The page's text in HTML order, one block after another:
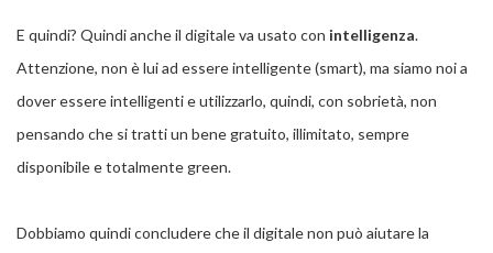
E quindi? Quindi anche il digitale va usato con intelligenza.
Attenzione, non è lui ad essere intelligente (smart), ma siamo noi a
dover essere intelligenti e utilizzarlo, quindi, con sobrietà, non
pensando che si tratti un bene gratuito, illimitato, sempre
disponibile e totalmente green.
Dobbiamo quindi concludere che il digitale non può aiutare la